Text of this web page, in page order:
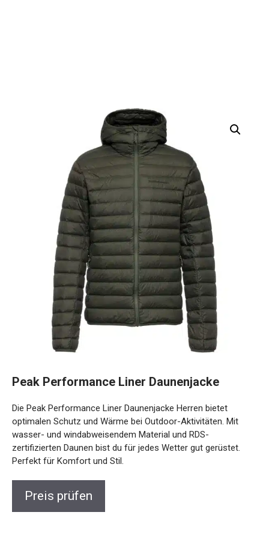
optimalen Schutz und Wärme bei Outdoor-Aktivitäten. Mit
wasser- und windabweisendem Material und RDS-
zertifizierten Daunen bist du für jedes Wetter gut gerüstet.
Perfekt für Komfort und Stil.